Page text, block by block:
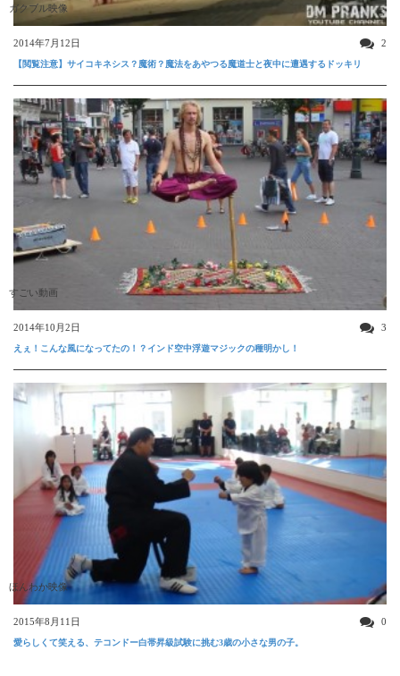
ガクブル映像
2014年7月12日 2
【閲覧注意】サイコキネシス？魔術？魔法をあやつる魔道士と夜中に遭遇するドッキリ
すごい動画
2014年10月2日 3
えぇ！こんな風になってたの！？インド空中浮遊マジックの種明かし！
ほんわか映像
2015年8月11日 0
愛らしくて笑える、テコンドー白帯昇級試験に挑む3歳の小さな男の子。